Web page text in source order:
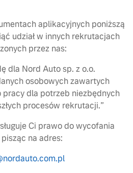
aplikacyjnych poniższą
udział w innych rekrutacjach
przez nas:
dla Nord Auto sp. z o.o.
osobowych zawartych
pracy dla potrzeb niezbędnych
procesów rekrutacji.”
Ci prawo do wycofania
na adres: